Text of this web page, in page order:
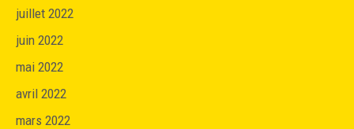
juillet 2022
juin 2022
mai 2022
avril 2022
mars 2022